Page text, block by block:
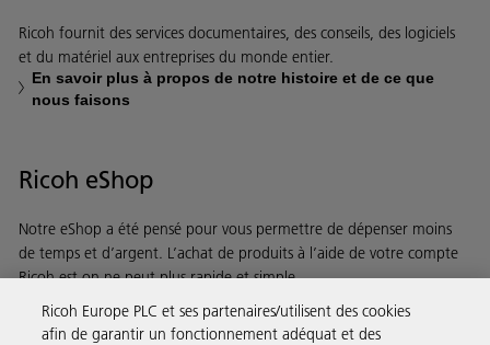
Ricoh fournit des services documentaires, des conseils, des logiciels
et du matériel aux entreprises du monde entier.
En savoir plus à propos de notre histoire et de ce que
nous faisons
Ricoh eShop
Notre eShop a été pensé pour vous permettre de dépenser moins
de temps et d’argent. L’achat de produits à l’aide de votre compte
Ricoh est on ne peut plus rapide et simple.
En savoir plus
Ricoh Europe PLC et ses partenaires/utilisent des cookies
afin de garantir un fonctionnement adéquat et des